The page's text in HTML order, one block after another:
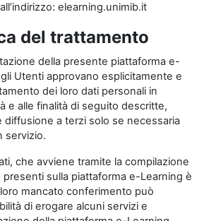
elearning.unimib.it
del trattamento
della presente piattaforma e-
Utenti approvano esplicitamente e
dei loro dati personali in
e alle finalità di seguito descritte,
diffusione a terzi solo se necessaria
servizio.
che avviene tramite la compilazione
sulla piattaforma e-Learning è
mancato conferimento può
di erogare alcuni servizi e